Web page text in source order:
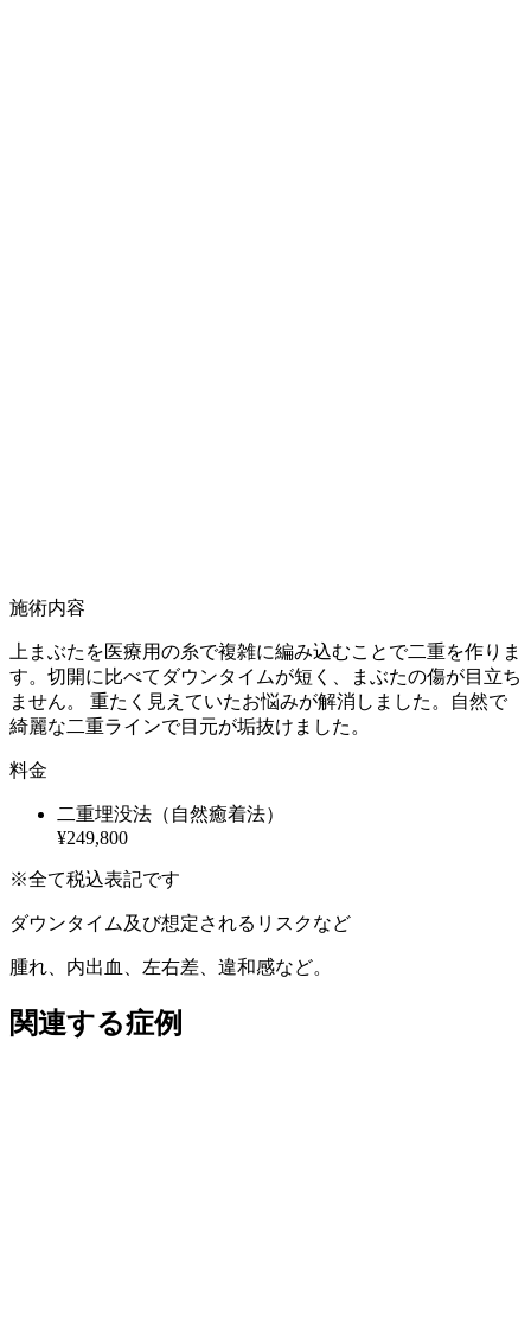
施術内容
上まぶたを医療用の糸で複雑に編み込むことで二重を作りま
す。切開に比べてダウンタイムが短く、まぶたの傷が目立ち
ません。 重たく見えていたお悩みが解消しました。自然で
綺麗な二重ラインで目元が垢抜けました。
料金
二重埋没法（自然癒着法）
¥249,800
※全て税込表記です
ダウンタイム及び想定されるリスクなど
腫れ、内出血、左右差、違和感など。
関連する症例